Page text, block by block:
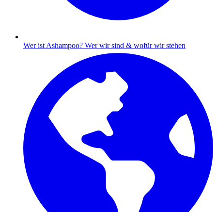
Wer ist Ashampoo? Wer wir sind & wofür wir stehen